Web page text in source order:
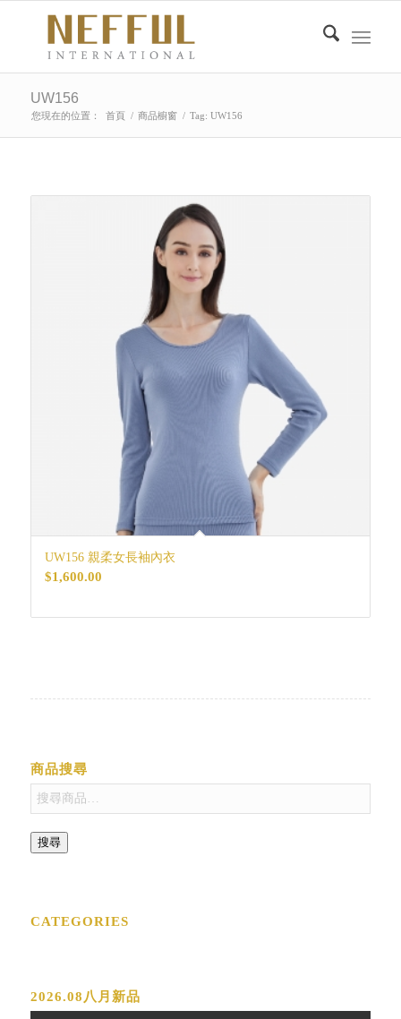
UW156
您現在的位置： 首頁 / 商品櫥窗 / Tag: UW156
UW156 親柔女長袖內衣
$1,600.00
商品搜尋
搜尋
CATEGORIES
2026.08八月新品